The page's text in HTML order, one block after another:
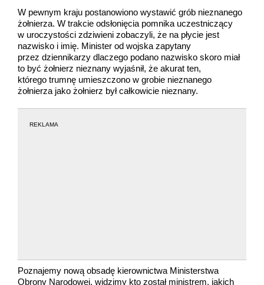
W pewnym kraju postanowiono wystawić grób nieznanego
żołnierza. W trakcie odsłonięcia pomnika uczestniczący
w uroczystości zdziwieni zobaczyli, że na płycie jest
nazwisko i imię. Minister od wojska zapytany
przez dziennikarzy dlaczego podano nazwisko skoro miał
to być żołnierz nieznany wyjaśnił, że akurat ten,
którego trumnę umieszczono w grobie nieznanego
żołnierza jako żołnierz był całkowicie nieznany.
REKLAMA
Poznajemy nową obsadę kierownictwa Ministerstwa
Obrony Narodowej, widzimy kto został ministrem, jakich